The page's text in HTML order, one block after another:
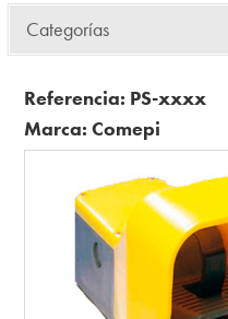
Categorías
Referencia: PS-xxxx
Marca: Comepi